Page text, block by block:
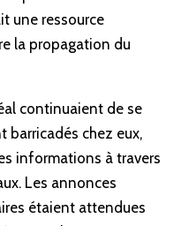
une ressource
la propagation du
continuaient de se
barricadés chez eux,
informations à travers
Les annonces
étaient attendues